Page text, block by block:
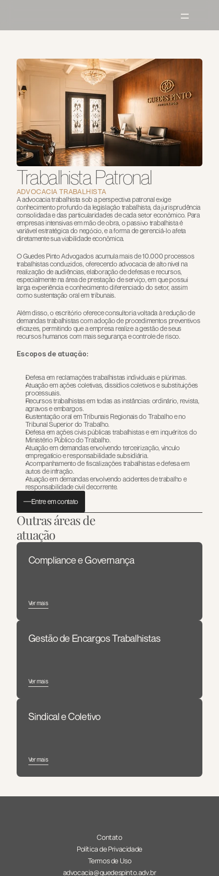
Trabalhista Patronal
ADVOCACIA TRABALHISTA
A advocacia trabalhista sob a perspectiva patronal exige
conhecimento profundo da legislação trabalhista, da jurisprudência
consolidada e das particularidades de cada setor econômico. Para
empresas intensivas em mão de obra, o passivo trabalhista é
variável estratégica do negócio, e a forma de gerenciá-lo afeta
diretamente sua viabilidade econômica.
O Guedes Pinto Advogados acumula mais de 10.000 processos
trabalhistas conduzidos, oferecendo advocacia de alto nível na
realização de audiências, elaboração de defesas e recursos,
especialmente na área de prestação de serviço, em que possui
larga experiência e conhecimento diferenciado do setor, assim
como sustentação oral em tribunais.
Além disso, o escritório oferece consultoria voltada à redução de
demandas trabalhistas com adoção de procedimentos preventivos
eficazes, permitindo que a empresa realize a gestão de seus
recursos humanos com mais segurança e controle de risco.
Escopos de atuação:
Defesa em reclamações trabalhistas individuais e plúrimas.
Atuação em ações coletivas, dissídios coletivos e substituições
processuais.
Recursos trabalhistas em todas as instâncias: ordinário, revista,
agravos e embargos.
Sustentação oral em Tribunais Regionais do Trabalho e no
Tribunal Superior do Trabalho.
Defesa em ações civis públicas trabalhistas e em inquéritos do
Ministério Público do Trabalho.
Atuação em demandas envolvendo terceirização, vínculo
empregatício e responsabilidade subsidiária.
Acompanhamento de fiscalizações trabalhistas e defesa em
autos de infração.
Atuação em demandas envolvendo acidentes de trabalho e
responsabilidade civil decorrente.
Entre em contato
Outras áreas de
atuação
Compliance e Governança
Ver mais
Gestão de Encargos Trabalhistas
Ver mais
Sindical e Coletivo
Ver mais
Contato
Política de Privacidade
Termos de Uso
advocacia@guedespinto.adv.br